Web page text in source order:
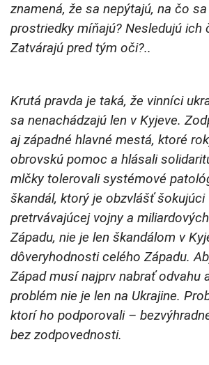
znamená, že sa nepýtajú, na čo
prostriedky míňajú? Nesledujú ich
Zatvárajú pred tým oči?..
Krutá pravda je taká, že vinníci
sa nenachádzajú len v Kyjeve.
aj západné hlavné mestá, ktoré
obrovskú pomoc a hlásali
mlčky tolerovali systémové
škandál, ktorý je obzvlášť šokujúci
pretrvávajúcej vojny a
Západu, nie je len škandálom v
dôveryhodnosti celého Západu.
Západ musí najprv nabrať odvahu
problém nie je len na Ukrajine.
ktorí ho podporovali –
bez zodpovednosti.